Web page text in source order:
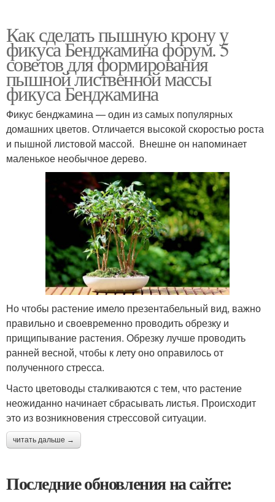
Как сделать пышную крону у
фикуса Бенджамина форум. 5
советов для формирования
пышной лиственной массы
фикуса Бенджамина
Фикус бенджамина — один из самых популярных
домашних цветов. Отличается высокой скоростью роста
и пышной листовой массой. Внешне он напоминает
маленькое необычное дерево.
Но чтобы растение имело презентабельный вид, важно
правильно и своевременно проводить обрезку и
прищипывание растения. Обрезку лучше проводить
ранней весной, чтобы к лету оно оправилось от
полученного стресса.
Часто цветоводы сталкиваются с тем, что растение
неожиданно начинает сбрасывать листья. Происходит
это из возникновения стрессовой ситуации.
читать дальше →
Последние обновления на сайте: